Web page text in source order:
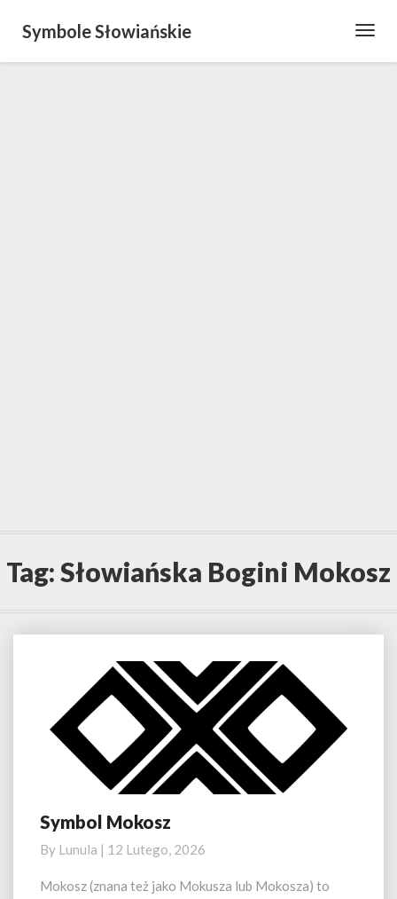
Symbole Słowiańskie
Tag:Słowiańska Bogini Mokosz
Symbol
Symbol Mokosz
By Lunula | 12 Lutego, 2026
Mokosz (znana też jako Mokusza lub Mokosza) to